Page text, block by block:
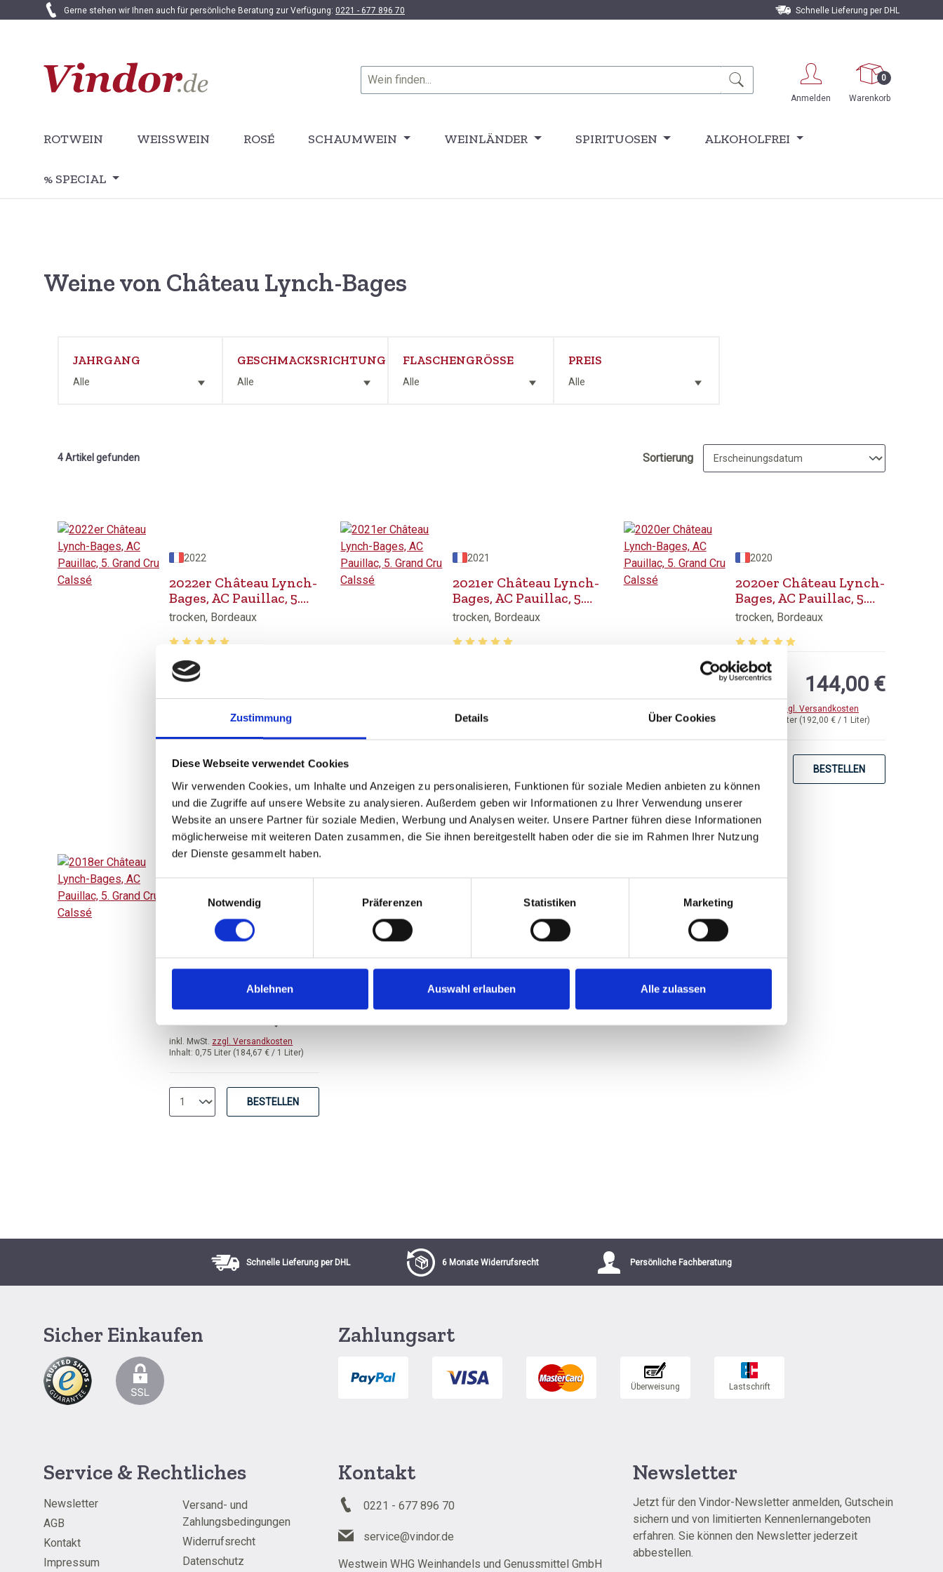
Zustimmung Details Über Cookies
Diese Webseite verwendet Cookies
Wir verwenden Cookies, um Inhalte und Anzeigen zu personalisieren, Funktionen für soziale Medien anbieten zu können
und die Zugriffe auf unsere Website zu analysieren. Außerdem geben wir Informationen zu Ihrer Verwendung unserer
Website an unsere Partner für soziale Medien, Werbung und Analysen weiter. Unsere Partner führen diese Informationen
möglicherweise mit weiteren Daten zusammen, die Sie ihnen bereitgestellt haben oder die sie im Rahmen Ihrer Nutzung
der Dienste gesammelt haben.
Notwendig
Präferenzen Statistiken Marketing
Ablehnen Auswahl erlauben Alle zulassen
Hauptinhalt springen
Zur Suche springen
Zur Hauptnavigation springen
Gerne stehen wir Ihnen auch für persönliche Beratung zur Verfügung: 0221 - 677 896 70 Schnelle Lieferung per DHL
Anmelden
0
Warenkorb
ROTWEIN WEISSWEIN ROSÉ SCHAUMWEIN WEINLÄNDER SPIRITUOSEN ALKOHOLFREI
% SPECIAL
Weine von Château Lynch-Bages
JAHRGANG
Alle
GESCHMACKSRICHTUNG
Alle
FLASCHENGRÖSSE
Alle
PREIS
Alle
4 Artikel gefunden Sortierung
2022
2022er Château Lynch-
Bages, AC Pauillac, 5.
Grand Cru Calssé
trocken, Bordeaux
Durchschnittliche Bewertung von 5 von 5 Sternen
0,75 Liter(220,00 € / 1 Liter)
BESTELLEN
2021
2021er Château Lynch-
Bages, AC Pauillac, 5.
Grand Cru Calssé
trocken, Bordeaux
Inhalt:0,75 Liter
2020
2020er Château Lynch-
Bages, AC Pauillac, 5.
Grand Cru Calssé
trocken, Bordeaux
Durchschnittliche Bewertung von 5 von 5
0,75 Liter (192,00 € / 1 Liter)
zzgl. Versandkosten
144,00 €
BESTELLEN
2018er Château Lynch-
Bages, AC Pauillac, 5.
Grand Cru Calssé
Durchschnittliche Bewertung von 5 von 5 Sternen
Inhalt: 0,75 Liter (184,67 € / 1 Liter)
inkl. MwSt. zzgl. Versandkosten
138,50 €
BESTELLEN
Schnelle Lieferung per DHL 6 Monate Widerrufsrecht Persönliche Fachberatung
Sicher Einkaufen Zahlungsart
Service & Rechtliches
Newsletter
AGB
Kontakt
Impressum
Versand- und
Zahlungsbedingungen
Widerrufsrecht
Datenschutz
Kontakt
0221 - 677 896 70
service@vindor.de
Westwein WHG Weinhandels und Genussmittel GmbH
Newsletter
Jetzt für den Vindor-Newsletter anmelden, Gutschein
sichern und von limitierten Kennenlernangeboten
erfahren. Sie können den Newsletter jederzeit
abbestellen.